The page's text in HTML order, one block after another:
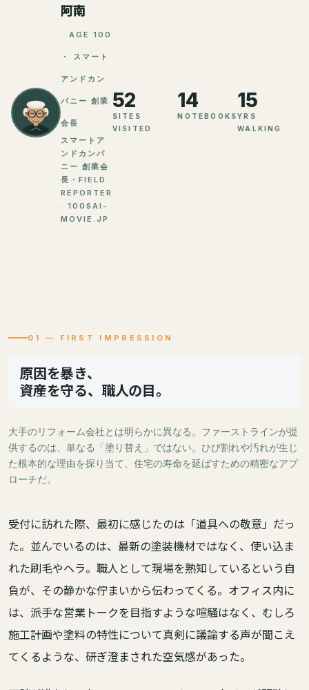
阿南
AGE 100
・ スマート
アンドカン
パニー 創業
会長
スマートア
ンドカンパ
ニー 創業会
長・FIELD
REPORTER
· 100SAI-
MOVIE.JP
52
SITES
VISITED
14
NOTEBOOKS
15
YRS
WALKING
01 — FIRST IMPRESSION
原因を暴き、
資産を守る、職人の目。
大手のリフォーム会社とは明らかに異なる。ファーストラインが提
供するのは、単なる「塗り替え」ではない。ひび割れや汚れが生じ
た根本的な理由を探り当て、住宅の寿命を延ばすための精密なアプ
ローチだ。
受付に訪れた際、最初に感じたのは「道具への敬意」だっ
た。並んでいるのは、最新の塗装機材ではなく、使い込ま
れた刷毛やヘラ。職人として現場を熟知しているという自
負が、その静かな佇まいから伝わってくる。オフィス内に
は、派手な営業トークを目指すような喧騒はなく、むしろ
施工計画や塗料の特性について真剣に議論する声が聞こえ
てくるような、研ぎ澄まされた空気感があった。